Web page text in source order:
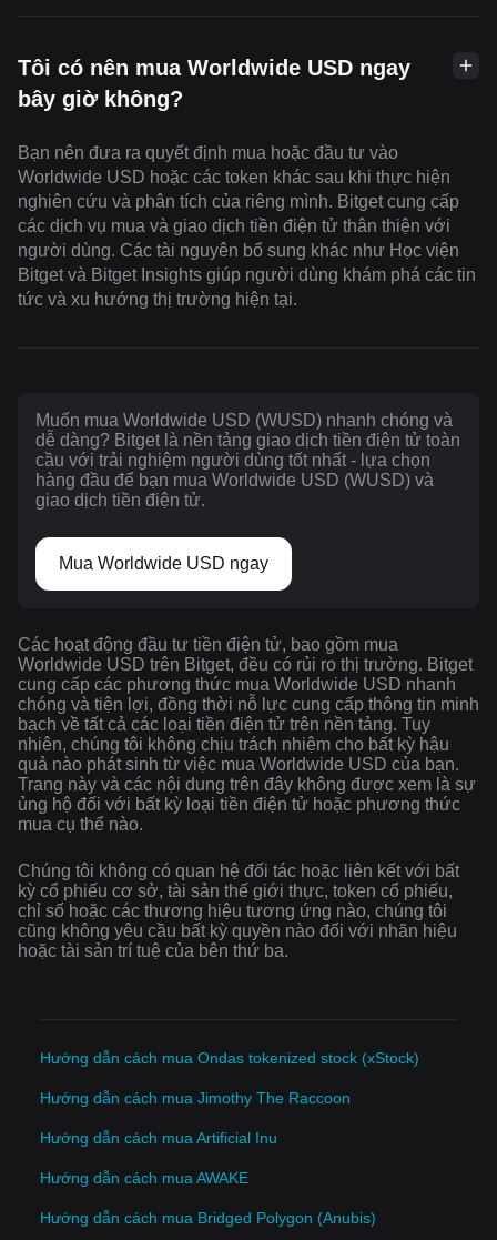
Tôi có nên mua Worldwide USD ngay
bây giờ không?
Bạn nên đưa ra quyết định mua hoặc đầu tư vào
Worldwide USD hoặc các token khác sau khi thực hiện
nghiên cứu và phân tích của riêng mình. Bitget cung cấp
các dịch vụ mua và giao dịch tiền điện tử thân thiện với
người dùng. Các tài nguyên bổ sung khác như Học viện
Bitget và Bitget Insights giúp người dùng khám phá các tin
tức và xu hướng thị trường hiện tại.
Muốn mua Worldwide USD (WUSD) nhanh chóng và
dễ dàng? Bitget là nền tảng giao dịch tiền điện tử toàn
cầu với trải nghiệm người dùng tốt nhất - lựa chọn
hàng đầu để bạn mua Worldwide USD (WUSD) và
giao dịch tiền điện tử.
Mua Worldwide USD ngay
Các hoạt động đầu tư tiền điện tử, bao gồm mua
Worldwide USD trên Bitget, đều có rủi ro thị trường. Bitget
cung cấp các phương thức mua Worldwide USD nhanh
chóng và tiện lợi, đồng thời nỗ lực cung cấp thông tin minh
bạch về tất cả các loại tiền điện tử trên nền tảng. Tuy
nhiên, chúng tôi không chịu trách nhiệm cho bất kỳ hậu
quả nào phát sinh từ việc mua Worldwide USD của bạn.
Trang này và các nội dung trên đây không được xem là sự
ủng hộ đối với bất kỳ loại tiền điện tử hoặc phương thức
mua cụ thể nào.
Chúng tôi không có quan hệ đối tác hoặc liên kết với bất
kỳ cổ phiếu cơ sở, tài sản thế giới thực, token cổ phiếu,
chỉ số hoặc các thương hiệu tương ứng nào, chúng tôi
cũng không yêu cầu bất kỳ quyền nào đối với nhãn hiệu
hoặc tài sản trí tuệ của bên thứ ba.
Hướng dẫn cách mua Ondas tokenized stock (xStock)
Hướng dẫn cách mua Jimothy The Raccoon
Hướng dẫn cách mua Artificial Inu
Hướng dẫn cách mua AWAKE
Hướng dẫn cách mua Bridged Polygon (Anubis)